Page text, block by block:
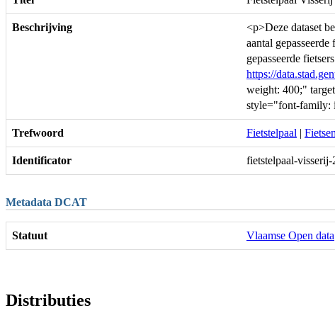
Beschrijving
<p>Deze dataset
aantal
gepasseerde
https://
weight: 400;"
style="font-family:
Trefwoord Fietstelpaal | Fietsen
Identificator fietstelpaal-visserij-
Metadata DCAT
Statuut Vlaamse Open data
Distributies